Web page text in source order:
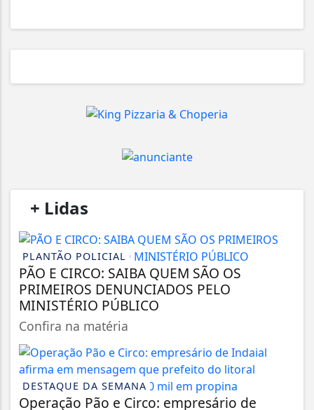
+ Lidas
PLANTÃO POLICIAL
PÃO E CIRCO: SAIBA QUEM SÃO OS
PRIMEIROS DENUNCIADOS PELO
MINISTÉRIO PÚBLICO
Confira na matéria
DESTAQUE DA SEMANA
Operação Pão e Circo: empresário de